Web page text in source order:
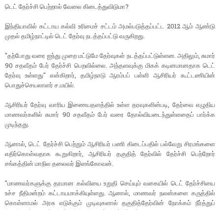
டெட் தேர்ச்சி பெற்றால் வேலை கிடைத்துவிடுமா?
இந்தியாவில் கட்டாய கல்வி உரிமைச் சட்டம் அமல்படுத்தப்பட்ட 2012 ஆம் ஆண்டு
முதல் தமிழ்நாட்டில் டெட் தேர்வு நடத்தப்பட்டு வருகிறது.
"தற்போது வரை ஐந்து முறை மட்டுமே தேர்வுகள் நடத்தப்பட்டுள்ளன. அதிலும், சுமார்
90 சதவீதம் பேர் தேர்ச்சி பெறவில்லை. அந்தளவுக்கு மிகக் கடினமானதாக டெட்
தேர்வு உள்ளது" என்கிறார், தமிழ்நாடு ஆரம்பப் பள்ளி ஆசிரியர் கூட்டணியின்
பொதுச்செயலாளர் ச.மயில்.
ஆசிரியர் தேர்வு வாரிய இணையதளத்தில் உள்ள தரவுகளின்படி, தேர்வை எழுதிய
மாணவர்களில் சுமார் 90 சதவீதம் பேர் வரை தோல்வியடைந்துள்ளதைப் பார்க்க
முடிந்தது.
ஆனால், டெட் தேர்ச்சி பெற்றும் ஆசிரியர் பணி கிடைப்பதில் பல்வேறு சிரமங்களை
எதிர்கொள்வதாக கூறுகிறார், ஆசிரியர் தகுதித் தேர்வில் தேர்ச்சி பெற்றோர்
சங்கத்தின் மாநில தலைவர் இளங்கோவன்.
"மாணவர்களுக்கு தரமான கல்வியை உறுதி செய்யும் வகையில் டெட் தேர்ச்சியை
உச்ச நீதிமன்றம் கட்டாயமாக்கியுள்ளது. ஆனால், மாணவர் நலன்களை கருத்தில்
கொள்ளாமல் அரசு எடுக்கும் முடிவுகளால் தகுதித்தேர்வின் நோக்கம் நீர்த்துப்